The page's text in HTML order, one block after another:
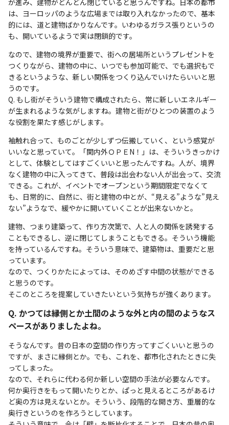
が進み、建物がどんどん閉じていると思うんですね。日本の都市
は、ヨーロッパのような広場までは取り入れなかったので、基本
的には、道と建物ばかりなんです。いわゆるガラス張りというの
も、開いているようで実は閉鎖的です。
なので、建物の境界が重要で、街への居場所というプレゼントを
つくりながら、建物の中に、いつでも参加可能で、でも選択もで
きるというような、新しい関係をつくり込んでいけたらいいと思
うのです。
Q. もし街がそういう建物で構成されたら、常に新しいエネルギー
が生まれるような気がしますね。建物と街がひとつの装置のよう
な役割を果たす感じがします。
袖触れ合って、ものごとが少しずつ伝搬していく、という感覚が
いいなと思っていて。「関内外ＯＰＥN！」は、そういうきっかけ
として、体験としてはすごくいいと思ったんですね。人が、境界
なく建物の中に入ってきて、普段は出会わない人が出会って、交流
できる。これが、イベントでオープンという期間限定でなくて
も、日常的に、自然に、街と建物の中とが、“見える”ような”見え
ない”ようなで、緩やかに開いていくことが出来ないかと。
建物、つまり建築って、作り方次第で、人と人の関係を誘発する
こともできるし、逆に閉じてしまうこともできる。そういう機能
を持っているんですね。そういう意味で、建築物は、重要だと思
っています。
なので、つくりかたによっては、そのめざす中間の状態ができる
と思うのです。
そこのところを提案していきたいという気持ちが強くあります。
Q. かつては縁側とか土間のような外と内の間のようなス
ペースがありましたよね。
そうなんです。昔の日本の空間の作り方ってすごくいいと思うの
ですが、まさに縁側とか。でも、これを、都市化されたときに失
ってしまった。
なので、それらに代わる何か新しい空間の手法が必要なんです。
何か奥行きをもって開いたりとか、ぱっと見えるところがあるけ
ど奥の方は見えないとか。そういう、段階的な開き方、重層的な
奥行きというのを作ろうとしています。